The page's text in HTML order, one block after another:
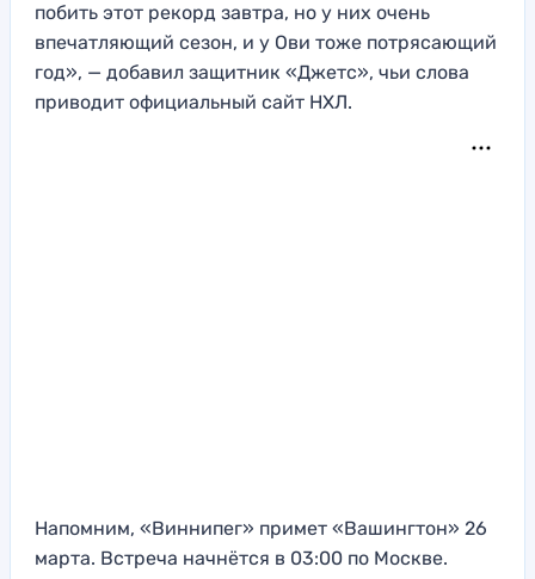
побить этот рекорд завтра, но у них очень
впечатляющий сезон, и у Ови тоже потрясающий
год», — добавил защитник «Джетс», чьи слова
приводит официальный сайт НХЛ.
Напомним, «Виннипег» примет «Вашингтон» 26
марта. Встреча начнётся в 03:00 по Москве.